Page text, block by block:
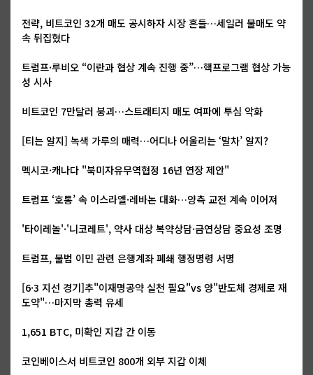
전략, 비트코인 32개 매도 공시하자 시장 흔들…세일러 불매도 약
속 뒤집혔다
트럼프·루비오 “이란과 협상 계속 진행 중”…핵프로그램 협상 가능
성 시사
비트코인 7만달러 붕괴…스트래티지 매도 여파에 투심 악화
[티는 알지] 녹색 가루의 매력…어디나 어울리는 ‘말차’ 알지?
멕시코·캐나다 "북미자유무역협정 16년 연장 제안"
트럼프 ‘호통’ 속 이스라엘·레바논 대화…양측 교전 계속 이어져
'타이레놀'·'니코레트', 약사 대상 복약상담·금연상담 중요성 조명
트럼프, 불법 이민 관련 은행계좌 폐쇄 행정명령 서명
[6·3 지선 경기]추"이재명공약 실천 필요"vs 양"반도체 경제로 재
도약"…마지막 총력 유세
1,651 BTC, 미확인 지갑 간 이동
코인베이스서 비트코인 800개 외부 지갑 이체